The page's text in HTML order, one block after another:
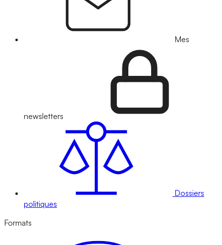
Mes
newsletters
Dossiers
politiques
Formats